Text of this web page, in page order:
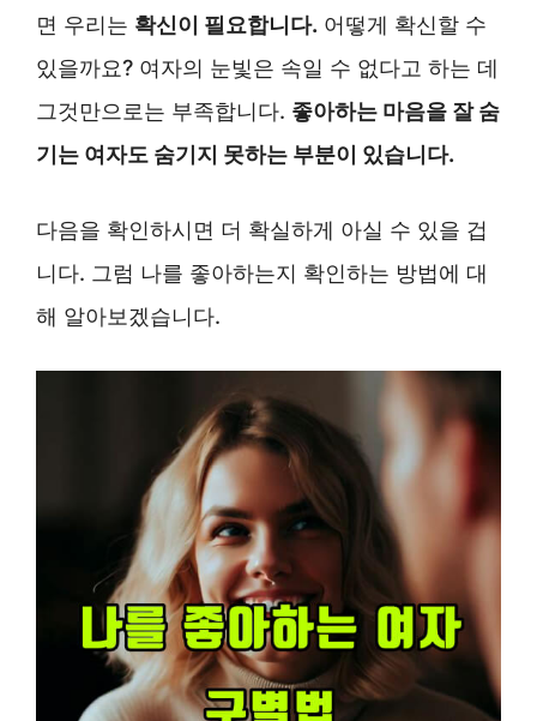
면 우리는 확신이 필요합니다. 어떻게 확신할 수
있을까요? 여자의 눈빛은 속일 수 없다고 하는 데
그것만으로는 부족합니다. 좋아하는 마음을 잘 숨
기는 여자도 숨기지 못하는 부분이 있습니다.
다음을 확인하시면 더 확실하게 아실 수 있을 겁
니다. 그럼 나를 좋아하는지 확인하는 방법에 대
해 알아보겠습니다.